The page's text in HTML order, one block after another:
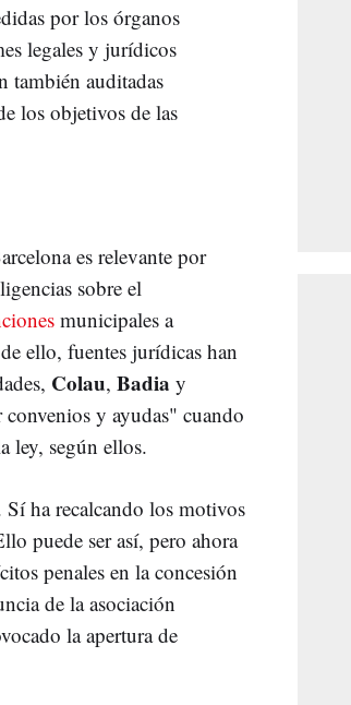
por los órganos
legales y jurídicos
también auditadas
los objetivos de las
es relevante por
sobre el
municipales a
ello, fuentes jurídicas han
Colau, Badia y
y ayudas" cuando
ley, según ellos.
ha recalcando los motivos
puede ser así, pero ahora
penales en la concesión
de la asociación
la apertura de